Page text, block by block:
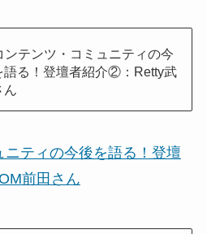
ンテンツ・コミュニティの今
語る！登壇者紹介②：Retty武
ティの今後を語る！登壇
前田さん